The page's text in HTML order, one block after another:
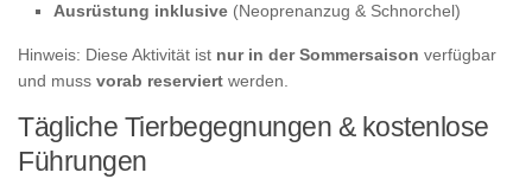
Ausrüstung inklusive (Neoprenanzug & Schnorchel)
Hinweis: Diese Aktivität ist nur in der Sommersaison verfügbar
und muss vorab reserviert werden.
Tägliche Tierbegegnungen & kostenlose
Führungen